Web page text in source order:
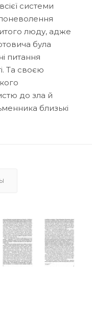
системи
люду, адже
була
питання
Та своєю
до зла й
близькі